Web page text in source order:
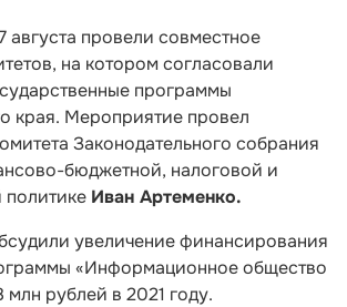
августа провели совместное
на котором согласовали
программы
края. Мероприятие провел
Законодательного собрания
бюджетной, налоговой и
Иван Артеменко.
увеличение финансирования
«Информационное общество
млн рублей в 2021 году.